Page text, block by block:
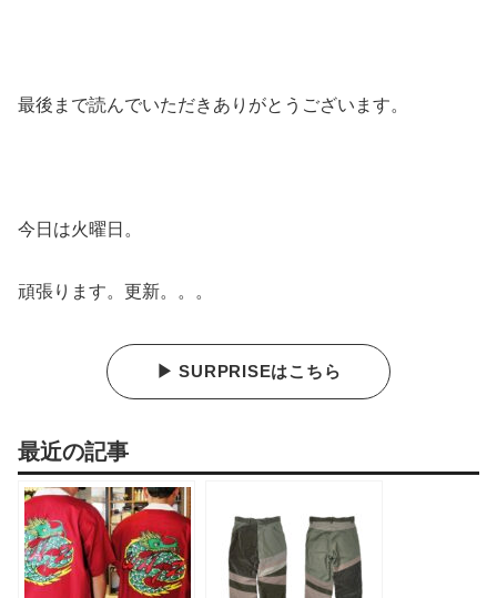
最後まで読んでいただきありがとうございます。
今日は火曜日。
頑張ります。更新。。。
▶ SURPRISEはこちら
最近の記事